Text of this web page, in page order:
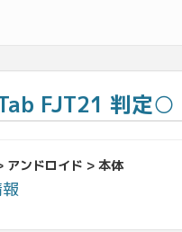
FJT21 判定○
アンドロイド > 本体